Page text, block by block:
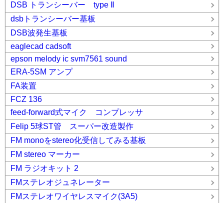
DSB トランシーバー type Ⅱ
dsbトランシーバー基板
DSB波発生基板
eaglecad cadsoft
epson melody ic svm7561 sound
ERA-5SM アンプ
FA装置
FCZ 136
feed-forward式マイク コンプレッサ
Felip 5球ST管 スーパー改造製作
FM monoをstereo化受信してみる基板
FM stereo マーカー
FM ラジオキット 2
FMステレオジュネレーター
FMステレオワイヤレスマイク(3A5)